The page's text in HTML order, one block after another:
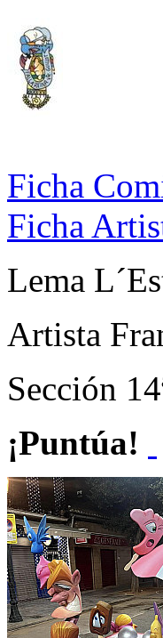
Ficha
Ficha
Lema
Artista
Sección
¡Puntúa!